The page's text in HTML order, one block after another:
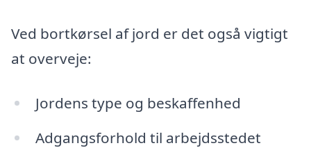
Ved bortkørsel af jord er det også vigtigt
at overveje:
Jordens type og beskaffenhed
Adgangsforhold til arbejdsstedet